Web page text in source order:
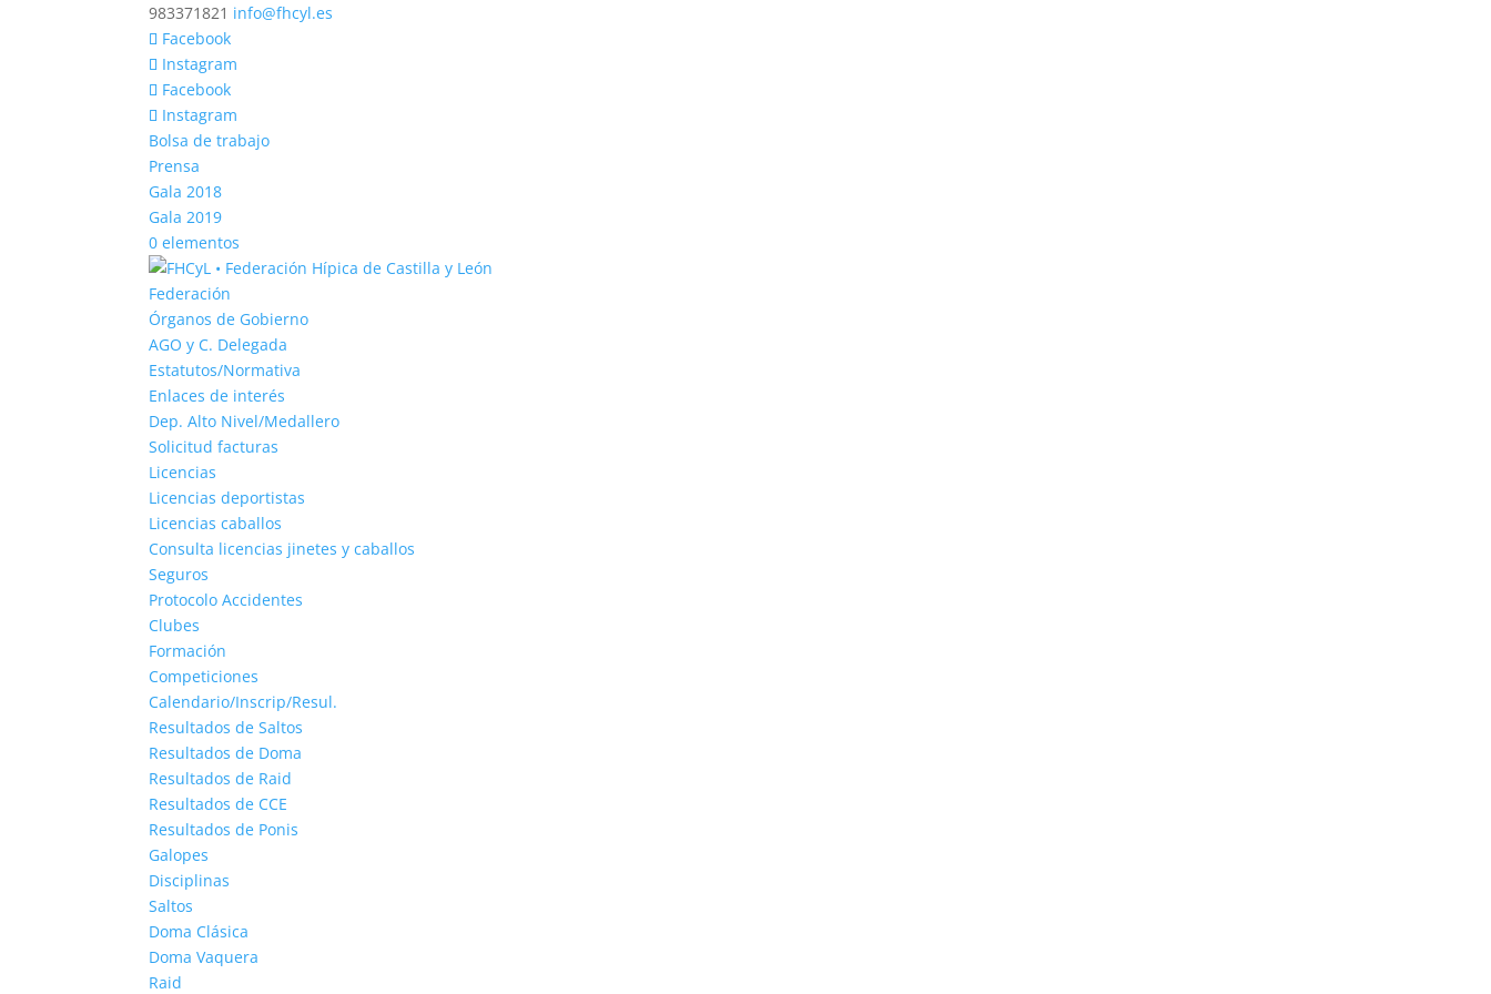
983371821 info@fhcyl.es
Facebook
Instagram
Facebook
Instagram
Bolsa de trabajo
Prensa
Gala 2018
Gala 2019
0 elementos
Federación
Órganos de Gobierno
AGO y C. Delegada
Estatutos/Normativa
Enlaces de interés
Dep. Alto Nivel/Medallero
Solicitud facturas
Licencias
Licencias deportistas
Licencias caballos
Consulta licencias jinetes y caballos
Seguros
Protocolo Accidentes
Clubes
Formación
Competiciones
Calendario/Inscrip/Resul.
Resultados de Saltos
Resultados de Doma
Resultados de Raid
Resultados de CCE
Resultados de Ponis
Galopes
Disciplinas
Saltos
Doma Clásica
Doma Vaquera
Raid